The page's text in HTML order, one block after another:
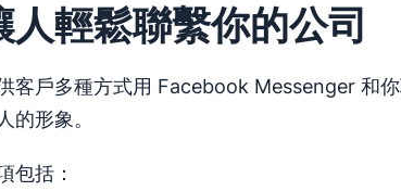
人輕鬆聯繫你的公司
客戶多種方式用 Facebook Messenger 和
的形象。
包括：